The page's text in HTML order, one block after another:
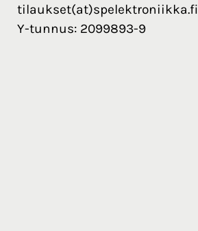
tilaukset(at)spelektroniikka.fi
Y-tunnus: 2099893-9